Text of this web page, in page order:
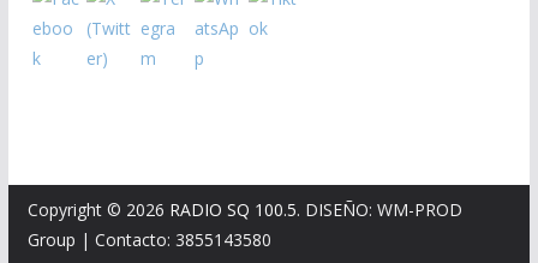
Copyright © 2026 RADIO SQ 100.5. DISEÑO: WM-PROD
Group | Contacto: 3855143580